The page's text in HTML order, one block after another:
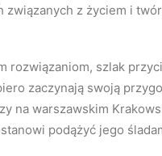
z życiem i
rozwiązaniom, szlak
zaczynają swoją
na warszawskim
podążyć jego